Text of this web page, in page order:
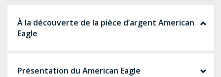
À la découverte de la pièce d’argent American
Eagle
Présentation du American Eagle